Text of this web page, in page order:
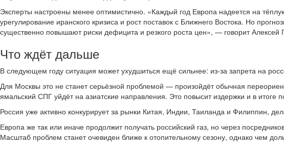
Эксперты настроены менее оптимистично. «Каждый год Европа надеется на
урегулирование иранского кризиса и рост поставок с Ближнего Востока. Но
существенно повышают риски дефицита и резкого роста цен», — говорит Алексей
Что ждёт дальше
В следующем году ситуация может ухудшиться ещё сильнее: из-за запрета на
Для Москвы это не станет серьёзной проблемой — произойдёт обычная
ямальский СПГ уйдёт на азиатские направления. Это повысит издержки и в
Россия уже активно конкурирует за рынки Китая, Индии, Таиланда и Филиппин,
Европа же так или иначе продолжит получать российский газ, но через
Масштаб проблем станет очевиден ближе к отопительному сезону, однако чем